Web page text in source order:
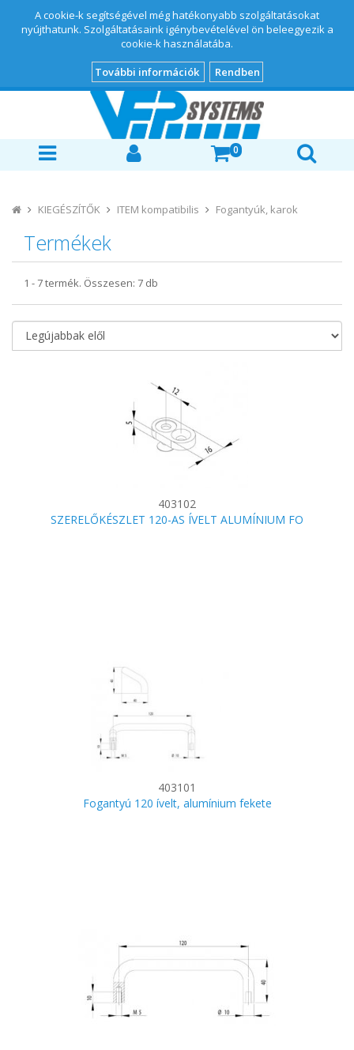
A cookie-k segítségével még hatékonyabb szolgáltatásokat
nyújthatunk. Szolgáltatásaink igénybevételével ön beleegyezik a
cookie-k használatába.
További információk
Rendben
0
KIEGÉSZÍTŐK ITEM kompatibilis Fogantyúk, karok
Termékek
1 -7termék. Összesen: 7 db
403102
SZERELŐKÉSZLET 120-AS ÍVELT ALUMÍNIUM FO
403101
Fogantyú 120 ívelt, alumínium fekete